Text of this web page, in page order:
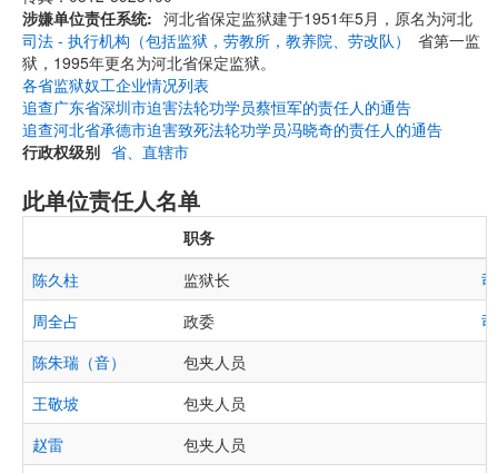
涉嫌单位责任系统
司法 - 执行机构（包括监狱，劳教所，教养院、劳改队）
河北省保定监狱建于1951年5月，原名为河北
省第一监
狱，1995年更名为河北省保定监狱。
各省监狱奴工企业情况列表
追查广东省深圳市迫害法轮功学员蔡恒军的责任人的通告
追查河北省承德市迫害致死法轮功学员冯晓奇的责任人的通告
行政权级别 省、直辖市
此单位责任人名单
职务
陈久柱
监狱长
周全占
政委
陈朱瑞（音）
包夹人员
王敬坡
包夹人员
赵雷
包夹人员